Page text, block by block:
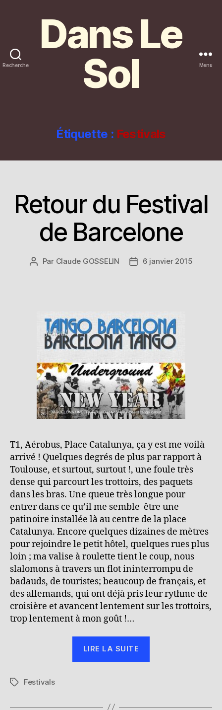
Recherche
Dans Le
Sol
Menu
Étiquette : Festivals
Catégories
Retour du Festival
de Barcelone
Auteur
Par Claude GOSSELIN
Date6 janvier 2015
T1, Aérobus, Place Catalunya, ça y est me voilà
arrivé ! Quelques degrés de plus par rapport à
Toulouse, et surtout, surtout !, une foule très
dense qui parcourt les trottoirs, des paquets
dans les bras. Une queue très longue pour
entrer dans ce qu’il me semble être une
patinoire installée là au centre de la place
Catalunya. Encore quelques dizaines de mètres
pour rejoindre le petit hôtel, quelques rues plus
loin ; ma valise à roulette tient le coup, nous
slalomons à travers un flot ininterrompu de
badauds, de touristes; beaucoup de français, et
des allemands, qui ont déjà pris leur rythme de
croisière et avancent lentement sur les trottoirs,
trop lentement à mon goût !…
LIRE LA SUITE
Étiquettes
Festivals